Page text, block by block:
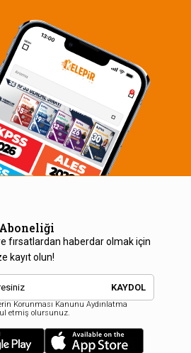
fırsatlardan haberdar olmak için
kayıt olun!
KAYDOL
Korunması Kanunu Aydınlatma
etmiş olursunuz.